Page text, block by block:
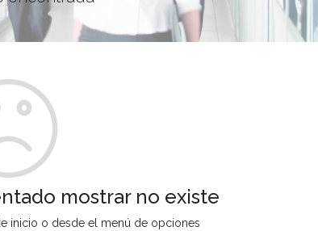
mostrar no existe
inicio o desde el menú de opciones